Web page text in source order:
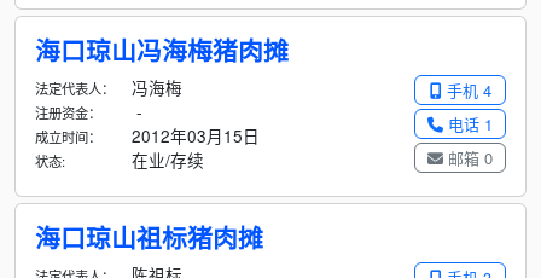
海口琼山冯海梅猪肉摊
手机 4
电话 1
邮箱 0
法定代表人： 冯海梅
注册资金： -
成立时间： 2012年03月15日
状态: 在业/存续
海口琼山祖标猪肉摊